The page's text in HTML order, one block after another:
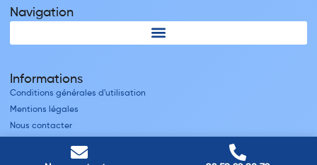
Navigation
Informations
Conditions générales d'utilisation
Mentions légales
Nous contacter